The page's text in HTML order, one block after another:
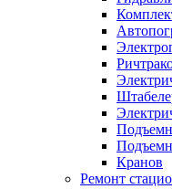
Кранов
Ремонт